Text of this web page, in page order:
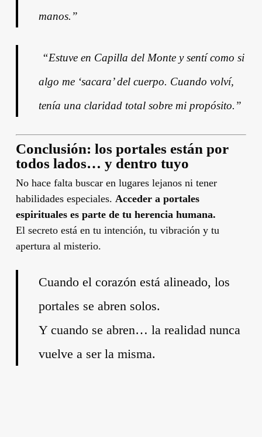
manos.”
“Estuve en Capilla del Monte y sentí como si
algo me ‘sacara’ del cuerpo. Cuando volví,
tenía una claridad total sobre mi propósito.”
Conclusión: los portales están por
todos lados… y dentro tuyo
No hace falta buscar en lugares lejanos ni tener
habilidades especiales. Acceder a portales
espirituales es parte de tu herencia humana.
El secreto está en tu intención, tu vibración y tu
apertura al misterio.
Cuando el corazón está alineado, los
portales se abren solos.
Y cuando se abren… la realidad nunca
vuelve a ser la misma.